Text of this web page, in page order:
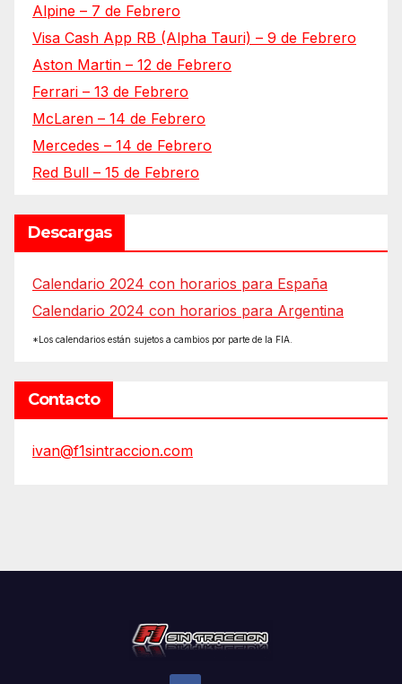
Alpine – 7 de Febrero
Visa Cash App RB (Alpha Tauri) – 9 de Febrero
Aston Martin – 12 de Febrero
Ferrari – 13 de Febrero
McLaren – 14 de Febrero
Mercedes – 14 de Febrero
Red Bull – 15 de Febrero
Descargas
Calendario 2024 con horarios para España
Calendario 2024 con horarios para Argentina
*Los calendarios están sujetos a cambios por parte de la FIA.
Contacto
ivan@f1sintraccion.com